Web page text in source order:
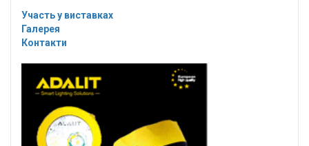
Участь у виставках
Галерея
Контакти